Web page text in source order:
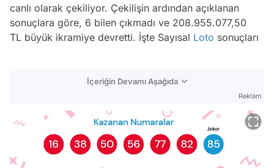
canlı olarak çekiliyor. Çekilişin ardından açıklanan
sonuçlara göre, 6 bilen çıkmadı ve 208.955.077,50
TL büyük ikramiye devretti. İşte Sayısal Loto sonuçları
İçeriğin Devamı Aşağıda
Reklam